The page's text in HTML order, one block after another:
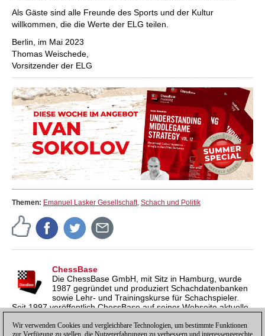
Als Gäste sind alle Freunde des Sports und der Kultur
willkommen, die die Werte der ELG teilen.
Berlin, im Mai 2023
Thomas Weischede,
Vorsitzender der ELG
Themen: Emanuel Lasker Gesellschaft, Schach und Politik
ChessBase
Die ChessBase GmbH, mit Sitz in Hamburg, wurde
1987 gegründet und produziert Schachdatenbanken
sowie Lehr- und Trainingskurse für Schachspieler.
Seit 1997 veröffentlich ChessBase auf seiner Webseite aktuelle
inzwischen in vier Sprachen und gilt weltweit als wichtigste
Wir verwenden Cookies und vergleichbare Technologien, um bestimmte Funktionen
zur Verfügung zu stellen, die Nutzererfahrungen zu verbessern und interessengerechte